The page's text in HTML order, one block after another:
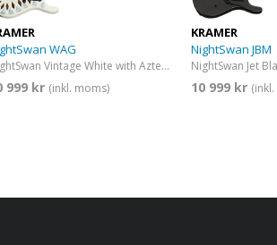
WAG
NightSwan Vintage White with Aztec Graphic
999 kr (inkl. moms)
KRAMER
NightSwan JBM
NightSwan Jet
10 999 kr